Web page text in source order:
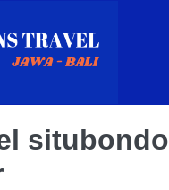
situbondo